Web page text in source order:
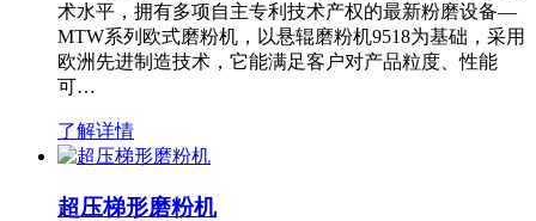
术水平，拥有多项自主专利技术产权的最新粉磨设备—
MTW系列欧式磨粉机，以悬辊磨粉机9518为基础，采用
欧洲先进制造技术，它能满足客户对产品粒度、性能
可…
了解详情
超压梯形磨粉机